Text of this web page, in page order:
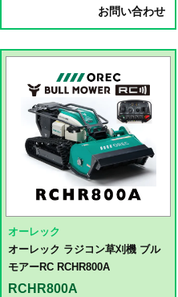
お問い合わせ
オーレック
オーレック ラジコン草刈機 ブル
モアーRC RCHR800A
RCHR800A